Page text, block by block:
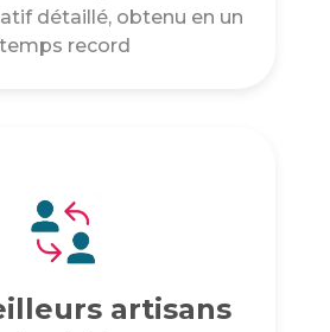
détaillé, obtenu en un
temps record
artisans